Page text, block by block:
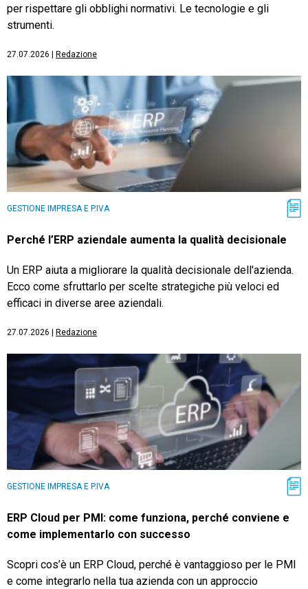
per rispettare gli obblighi normativi. Le tecnologie e gli
strumenti.
27.07.2026 Redazione
GESTIONE IMPRESA E P.IVA
Perché l’ERP aziendale aumenta la qualità decisionale
Un ERP aiuta a migliorare la qualità decisionale dell'azienda.
Ecco come sfruttarlo per scelte strategiche più veloci ed
efficaci in diverse aree aziendali.
27.07.2026 Redazione
GESTIONE IMPRESA E P.IVA
ERP Cloud per PMI: come funziona, perché conviene e
come implementarlo con successo
Scopri cos’è un ERP Cloud, perché è vantaggioso per le PMI
e come integrarlo nella tua azienda con un approccio